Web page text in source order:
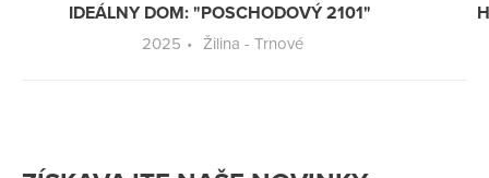
IDEÁLNY DOM: "POSCHODOVÝ 2101"
2025 Žilina - Trnové